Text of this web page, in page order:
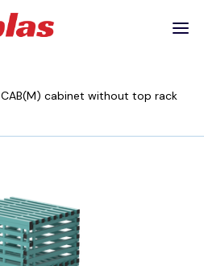
CAB(M) cabinet without top rack